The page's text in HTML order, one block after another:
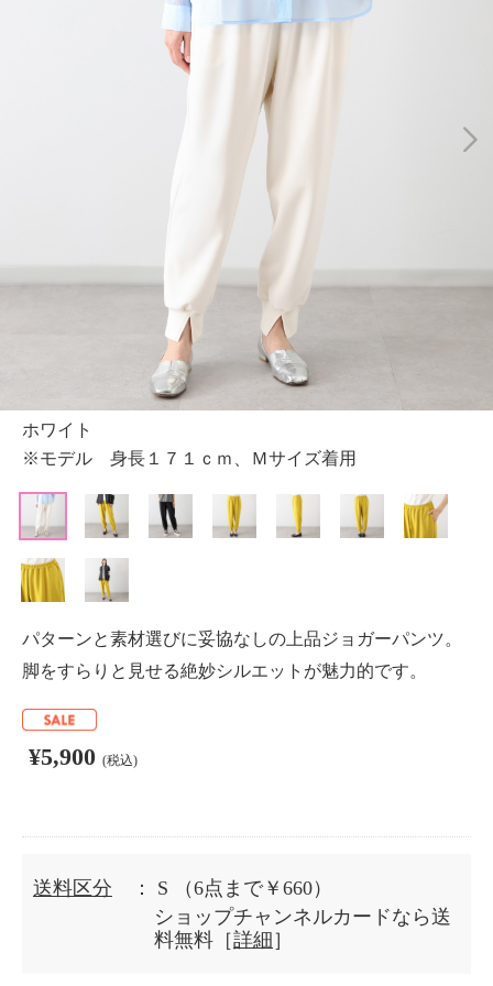
ホワイト
※モデル 身長１７１ｃｍ、Ｍサイズ着用
パターンと素材選びに妥協なしの上品ジョガーパンツ。
脚をすらりと見せる絶妙シルエットが魅力的です。
¥5,900 (税込)
送料区分 ： S
（6点まで￥660）
ショップチャンネルカードなら送
料無料［詳細 ］